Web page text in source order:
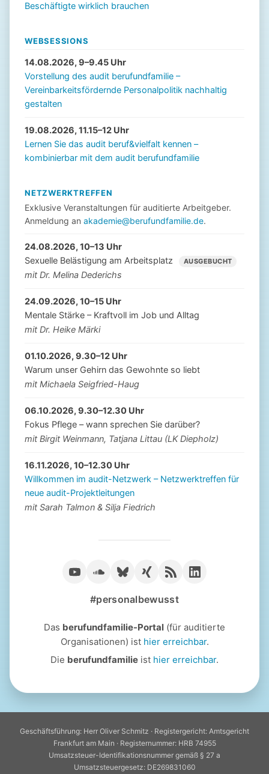
Beschäftigte wirklich brauchen
WEBSESSIONS
14.08.2026, 9–9.45 Uhr
Vorstellung des audit berufundfamilie –
Vereinbarkeitsfördernde Personalpolitik nachhaltig
gestalten
19.08.2026, 11.15–12 Uhr
Lernen Sie das audit beruf&vielfalt kennen –
kombinierbar mit dem audit berufundfamilie
NETZWERKTREFFEN
Exklusive Veranstaltungen für auditierte Arbeitgeber.
Anmeldung an akademie@berufundfamilie.de.
24.08.2026, 10–13 Uhr
Sexuelle Belästigung am Arbeitsplatz
AUSGEBUCHT
mit Dr. Melina Dederichs
24.09.2026, 10–15 Uhr
Mentale Stärke – Kraftvoll im Job und Alltag
mit Dr. Heike Märki
01.10.2026, 9.30–12 Uhr
Warum unser Gehirn das Gewohnte so liebt
mit Michaela Seigfried-Haug
06.10.2026, 9.30–12.30 Uhr
Fokus Pflege – wann sprechen Sie darüber?
mit Birgit Weinmann, Tatjana Littau (LK Diepholz)
16.11.2026, 10–12.30 Uhr
Willkommen im audit-Netzwerk – Netzwerktreffen für
neue audit-Projektleitungen
mit Sarah Talmon & Silja Fiedrich
#personalbewusst
Das berufundfamilie-Portal (für auditierte
Organisationen) ist hier erreichbar.
Die berufundfamilie ist hier erreichbar.
Geschäftsführung: Herr Oliver Schmitz · Registergericht: Amtsgericht
Frankfurt am Main · Registernummer: HRB 74955
Umsatzsteuer-Identifikationsnummer gemäß § 27 a
Umsatzsteuergesetz: DE269831060